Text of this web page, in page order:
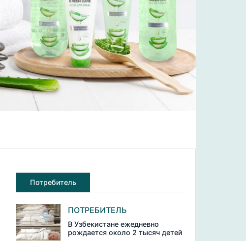
Потребитель
ПОТРЕБИТЕЛЬ
В Узбекистане ежедневно
рождается около 2 тысяч детей